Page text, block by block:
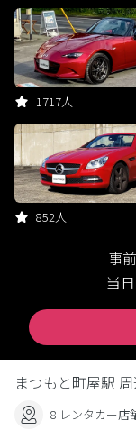
1717人
852人
事
当
まつもと町屋駅
8 レンタカー店